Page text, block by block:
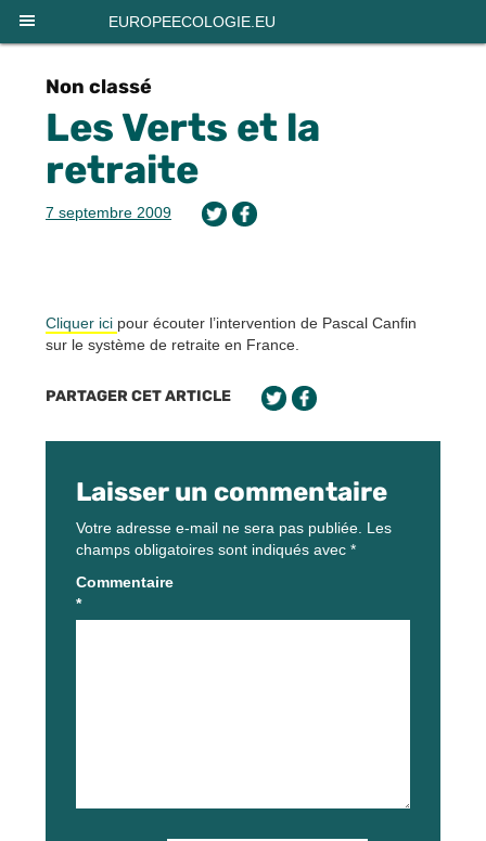
EUROPEECOLOGIE.EU
Non classé
Les Verts et la
retraite
7 septembre 2009
Cliquer ici pour écouter l’intervention de Pascal Canfin
sur le système de retraite en France.
PARTAGER CET ARTICLE
Laisser un commentaire
Votre adresse e-mail ne sera pas publiée. Les
champs obligatoires sont indiqués avec *
Commentaire
*